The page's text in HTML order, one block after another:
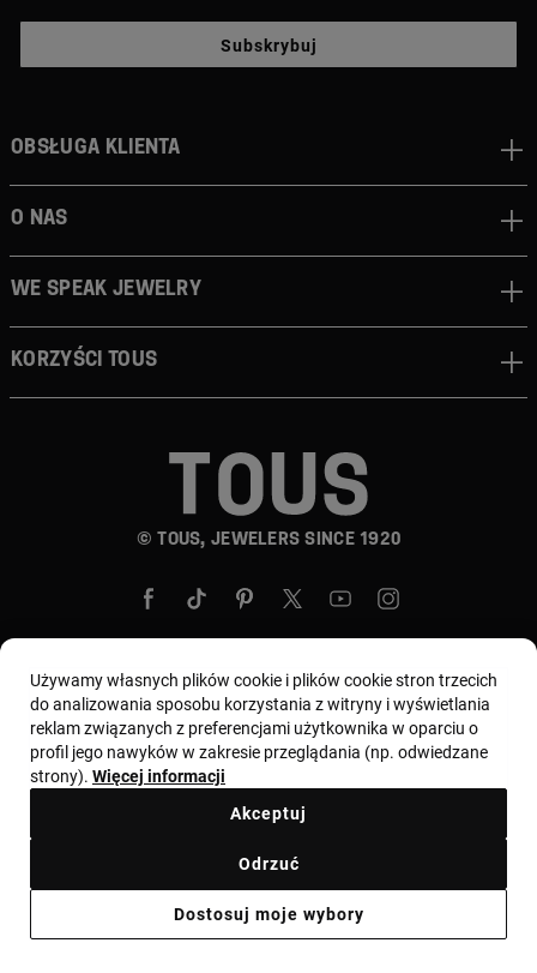
Subskrybuj
© TOUS, JEWELERS SINCE 1920
Obsługa klienta
O nas
We speak jewelry
Korzyści TOUS
Wybierz kraj i walutę:Polska / Euro
Regulamin Warunki użytkowania i Polityka prywatności
Informacja prawna Ważna informacja dla konsumentów
Używamy własnych plików cookie i plików cookie stron trzecich
do analizowania sposobu korzystania z witryny i wyświetlania
reklam związanych z preferencjami użytkownika w oparciu o
profil jego nawyków w zakresie przeglądania (np. odwiedzane
strony). Więcej informacji
Dostosuj moje wybory
Odrzuć
Akceptuj